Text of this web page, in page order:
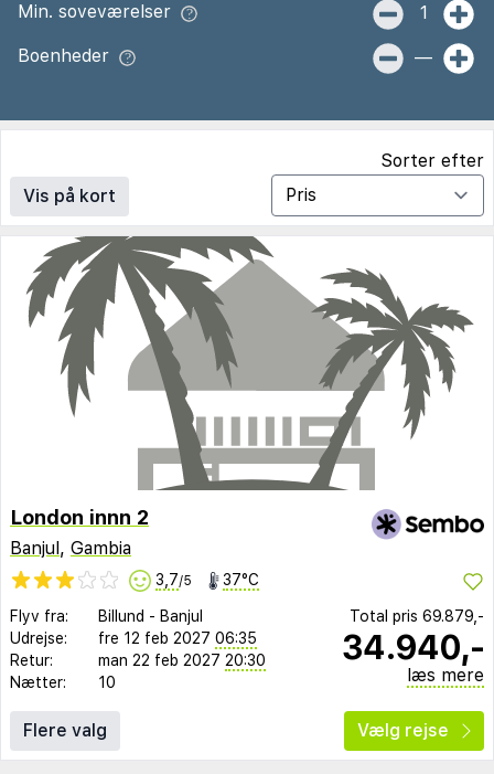
Min. soveværelser 1
Boenheder —
Vis på kort
Sorter efter
London innn 2
Banjul, Gambia
3,7/5 37°C
Flyv fra: Billund - Banjul
Udrejse:
fre 12 feb 2027 06:35
Retur:
man 22 feb 2027 20:30
Nætter:
10
Total pris 69.879,-
34.940,-
læs mere
Flere valg Vælg rejse